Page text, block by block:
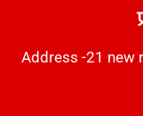
Address -21 new